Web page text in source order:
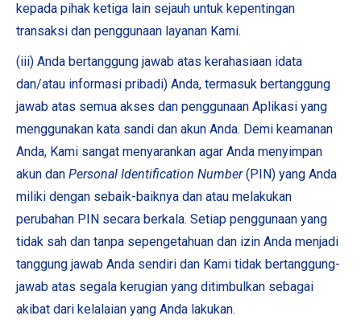
kepada pihak ketiga lain sejauh untuk kepentingan
transaksi dan penggunaan layanan Kami.
(iii) Anda bertanggung jawab atas kerahasiaan idata
dan/atau informasi pribadi) Anda, termasuk bertanggung
jawab atas semua akses dan penggunaan Aplikasi yang
menggunakan kata sandi dan akun Anda. Demi keamanan
Anda, Kami sangat menyarankan agar Anda menyimpan
akun dan Personal Identification Number(PIN) yang Anda
miliki dengan sebaik-baiknya dan atau melakukan
perubahan PIN secara berkala. Setiap penggunaan yang
tidak sah dan tanpa sepengetahuan dan izin Anda menjadi
tanggung jawab Anda sendiri dan Kami tidak bertanggung-
jawab atas segala kerugian yang ditimbulkan sebagai
akibat dari kelalaian yang Anda lakukan.